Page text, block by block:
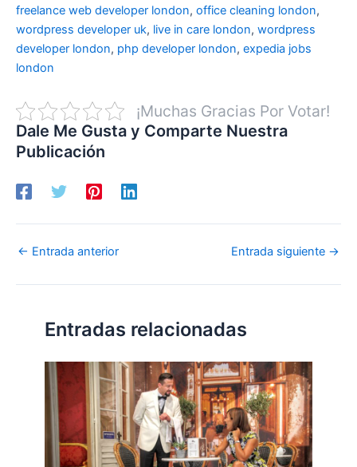
freelance web developer london, office cleaning london,
wordpress developer uk, live in care london, wordpress
developer london, php developer london, expedia jobs
london
¡Muchas Gracias Por Votar!
Dale Me Gusta y Comparte Nuestra
Publicación
← Entrada anterior Entrada siguiente →
Entradas relacionadas